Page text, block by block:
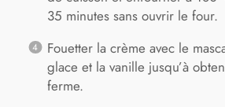
35 minutes sans ouvrir le four.
Fouetter la crème avec le
glace et la vanille jusqu’à
ferme.